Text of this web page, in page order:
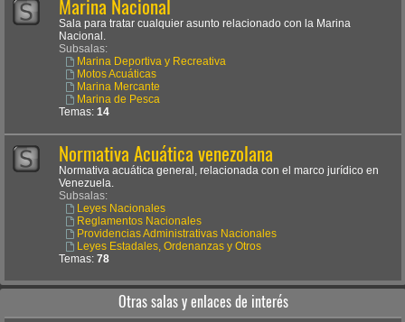
Marina Nacional
Sala para tratar cualquier asunto relacionado con la Marina
Nacional.
Subsalas:
Marina Deportiva y Recreativa
Motos Acuáticas
Marina Mercante
Marina de Pesca
Temas: 14
Normativa Acuática venezolana
Normativa acuática general, relacionada con el marco jurídico en
Venezuela.
Subsalas:
Leyes Nacionales
Reglamentos Nacionales
Providencias Administrativas Nacionales
Leyes Estadales, Ordenanzas y Otros
Temas: 78
Otras salas y enlaces de interés